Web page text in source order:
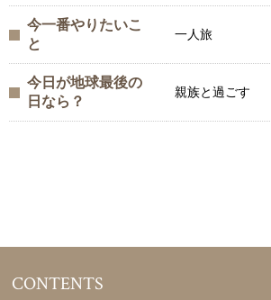
今一番やりたいこ
と
一人旅
今日が地球最後の
日なら？
親族と過ごす
CONTENTS